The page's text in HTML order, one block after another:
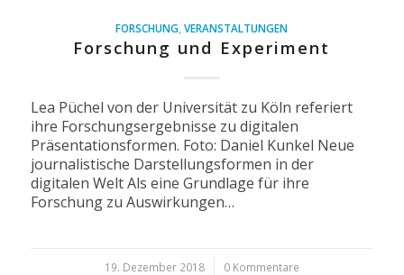
FORSCHUNG ,VERANSTALTUNGEN
Forschung und Experiment
Lea Püchel von der Universität zu Köln referiert
ihre Forschungsergebnisse zu digitalen
Präsentationsformen. Foto: Daniel Kunkel Neue
journalistische Darstellungsformen in der
digitalen Welt Als eine Grundlage für ihre
Forschung zu Auswirkungen…
19. Dezember 2018
/ 0 Kommentare